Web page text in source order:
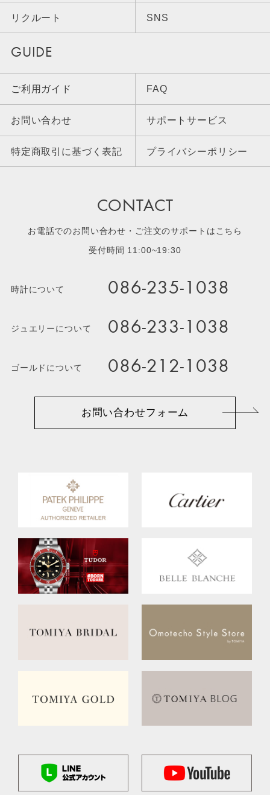
リクルート SNS
GUIDE
ご利用ガイド FAQ
お問い合わせ サポートサービス
特定商取引に基づく表記 プライバシーポリシー
CONTACT
お電話でのお問い合わせ・ご注文のサポートはこちら
受付時間 11:00~19:30
時計について 086-235-1038
ジュエリーについて 086-233-1038
ゴールドについて 086-212-1038
お問い合わせフォーム